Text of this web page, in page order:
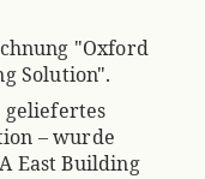
"Oxford
Solution".
geliefertes
– wurde
East Building